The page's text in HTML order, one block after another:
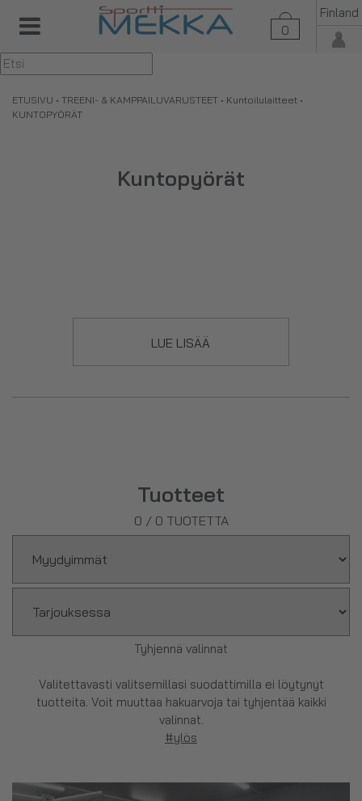
0
Finland
▼
ETUSIVU • TREENI- & KAMPPAILUVARUSTEET • Kuntoilulaitteet •
KUNTOPYÖRÄT
Kuntopyörät
LUE LISÄÄ
Tuotteet
0 / 0 TUOTETTA
Tyhjennä valinnat
Valitettavasti valitsemillasi suodattimilla ei löytynyt
tuotteita. Voit muuttaa hakuarvoja tai tyhjentää kaikki
valinnat.
#ylös